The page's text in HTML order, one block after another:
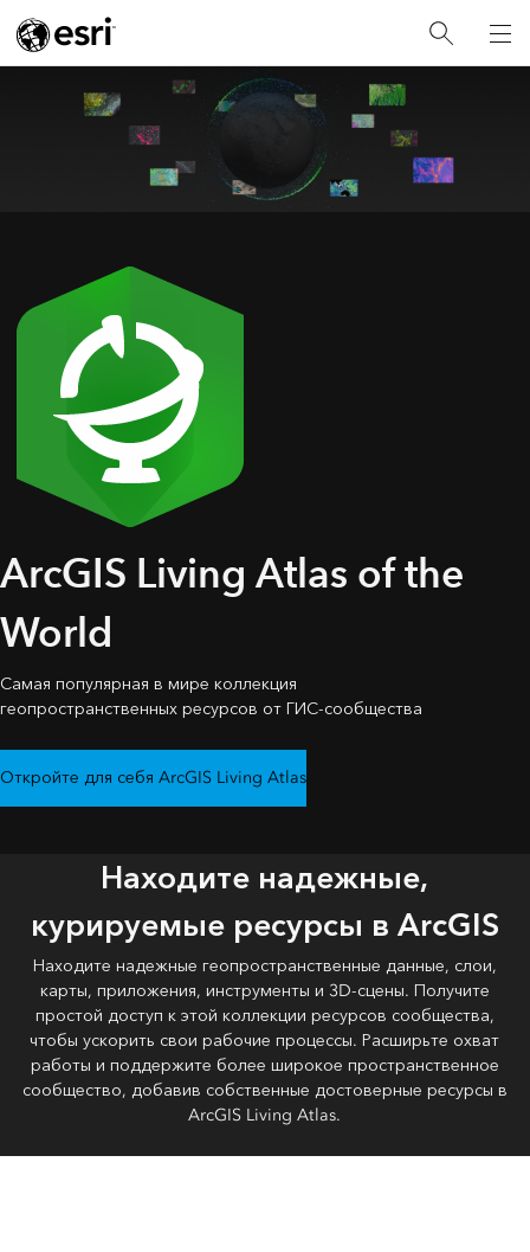
ArcGIS Living Atlas of the
World
Самая популярная в мире коллекция
геопространственных ресурсов от ГИС-сообщества
Откройте для себя ArcGIS Living Atlas
Находите надежные,
курируемые ресурсы в ArcGIS
Находите надежные геопространственные данные, слои,
карты, приложения, инструменты и 3D-сцены. Получите
простой доступ к этой коллекции ресурсов сообщества,
чтобы ускорить свои рабочие процессы. Расширьте охват
работы и поддержите более широкое пространственное
сообщество, добавив собственные достоверные ресурсы в
ArcGIS Living Atlas.